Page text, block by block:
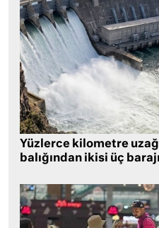
Yüzlerce kilometre
balığından ikisi üç